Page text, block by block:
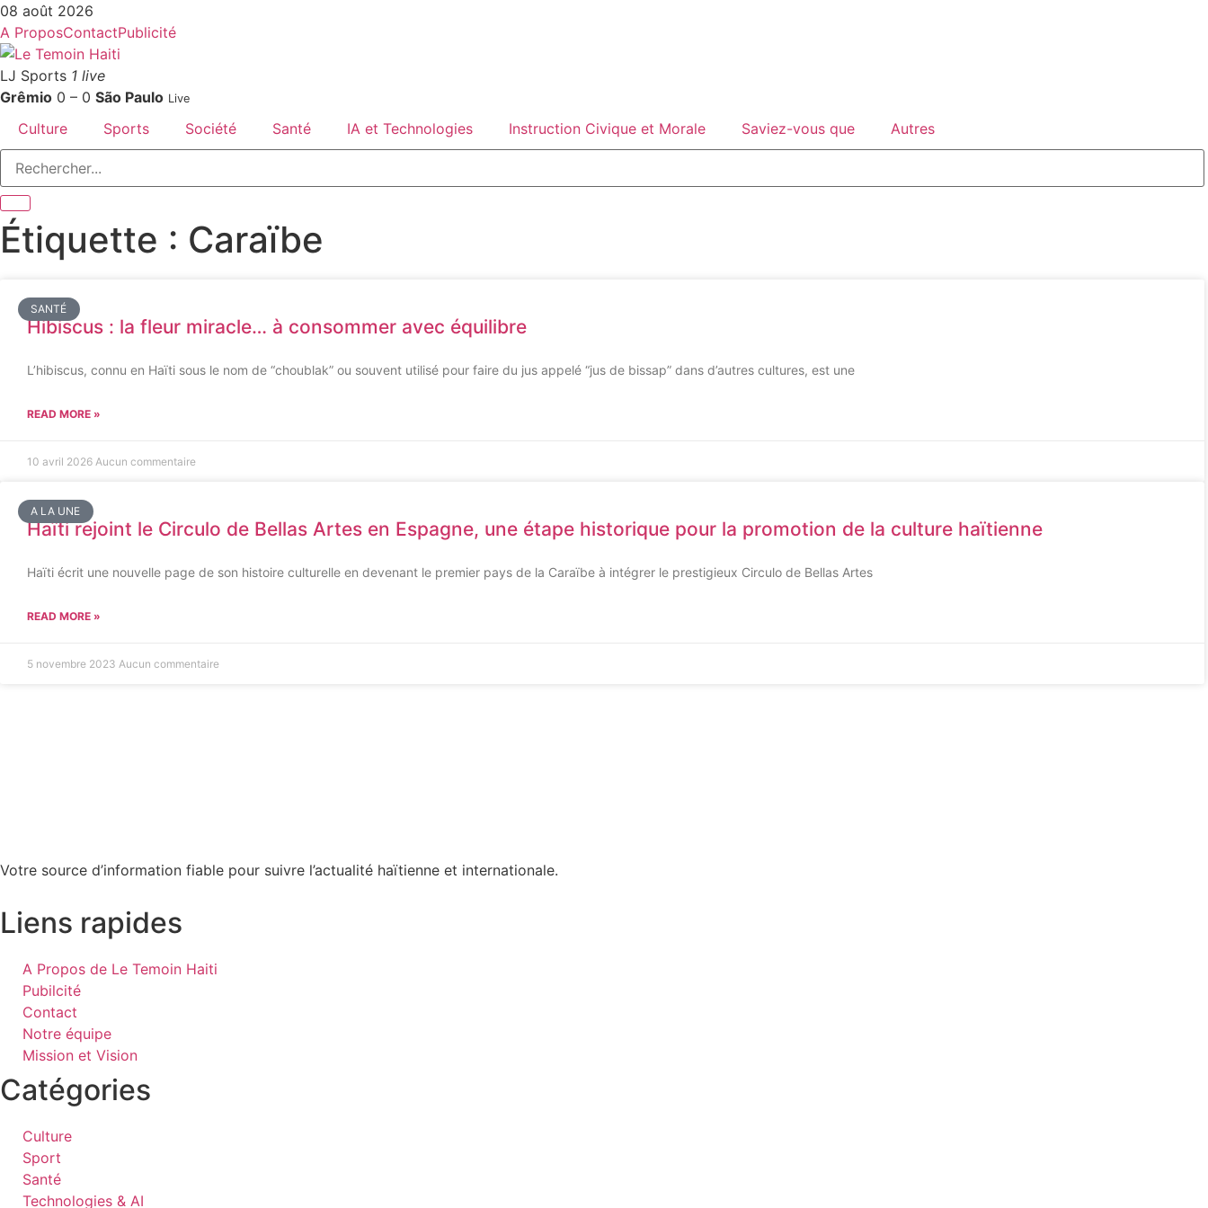
08 août 2026
A ProposContactPublicité
LJ Sports 1 live
Grêmio 0 – 0 São Paulo Live
Culture Sports Société Santé IA et Technologies Instruction Civique et Morale Saviez-vous que Autres
Étiquette : Caraïbe
SANTÉ
Hibiscus : la fleur miracle… à consommer avec équilibre
L’hibiscus, connu en Haïti sous le nom de “choublak” ou souvent utilisé pour faire du jus appelé “jus de bissap” dans d’autres cultures, est une
READ MORE »
10 avril 2026 Aucun commentaire
A LA UNE
Haïti rejoint le Circulo de Bellas Artes en Espagne, une étape historique pour la promotion de la culture haïtienne
Haïti écrit une nouvelle page de son histoire culturelle en devenant le premier pays de la Caraïbe à intégrer le prestigieux Circulo de Bellas Artes
READ MORE »
5 novembre 2023 Aucun commentaire
Votre source d’information fiable pour suivre l’actualité haïtienne et internationale.
Liens rapides
A Propos de Le Temoin Haiti
Pubilcité
Contact
Notre équipe
Mission et Vision
Catégories
Culture
Sport
Santé
Technologies & AI